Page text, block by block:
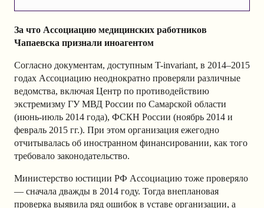
За что Ассоциацию медицинских работников
Чапаевска признали иноагентом
Согласно документам, доступным T-invariant, в 2014–2015
годах Ассоциацию неоднократно проверяли различные
ведомства, включая Центр по противодействию
экстремизму ГУ МВД России по Самарской области
(июнь-июль 2014 года), ФСКН России (ноябрь 2014 и
февраль 2015 гг.). При этом организация ежегодно
отчитывалась об иностранном финансировании, как того
требовало законодательство.
Министерство юстиции РФ Ассоциацию тоже проверяло
— сначала дважды в 2014 году. Тогда внеплановая
проверка выявила ряд ошибок в уставе организации, а